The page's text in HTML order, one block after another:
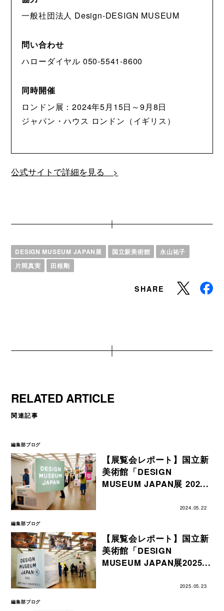
一般社団法人 Design-DESIGN MUSEUM
問い合わせ
ハローダイヤル 050-5541-8600
同時開催
ロンドン展：2024年5月15日～9月8日
ジャパン・ハウス ロンドン（イギリス）
公式サイトで詳細を見る >
DESIGN MUSEUM JAPAN展 国立新美術館
永山祐子
片岡真実
田根剛
SHARE
RELATED ARTICLE
関連記事
編集部ブログ
【展覧会レポート】国立新
美術館「DESIGN
MUSEUM JAPAN展 202...
2024.05.22
編集部ブログ
【展覧会レポート】国立新
美術館「DESIGN
MUSEUM JAPAN展2025...
2025.05.23
編集部ブログ